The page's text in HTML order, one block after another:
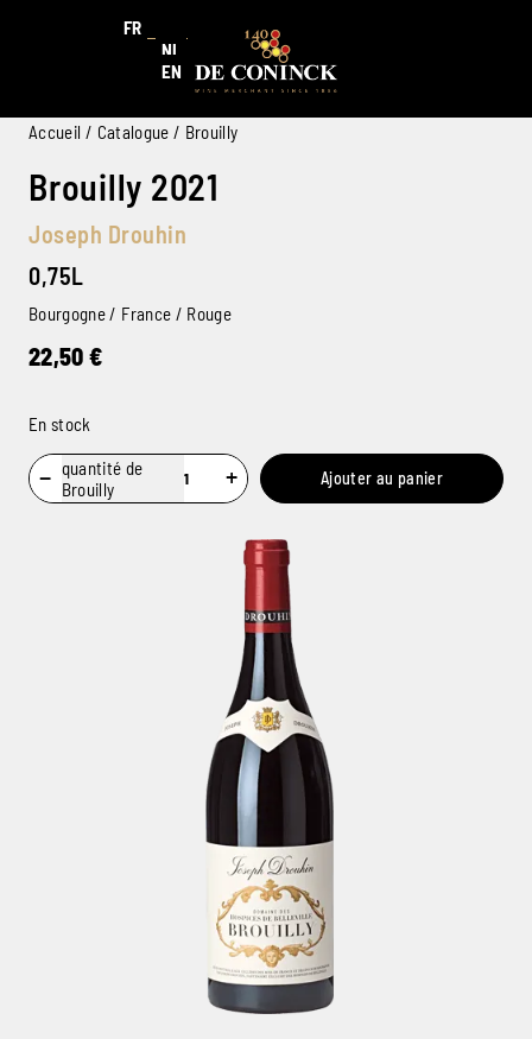
FR
NL
EN
Accueil / Catalogue / Brouilly
Brouilly 2021
Joseph Drouhin
0,75L
Bourgogne / France / Rouge
22,50 €
En stock
− quantité de
Brouilly
+ Ajouter au panier